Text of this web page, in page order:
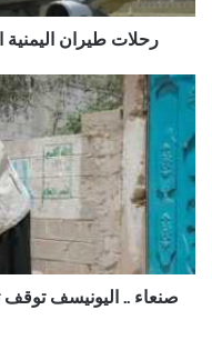
2021
رحلات طيران اليمنية السبت 23 يناير/
صنعاء
..
اليونيسف
توقف
تزويد
مؤسسة
المياه
بوقود
التشغيل
صنعاء .. اليونيسف توقف